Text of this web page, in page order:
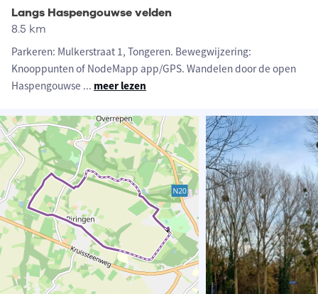
Langs Haspengouwse velden
8.5 km
Parkeren: Mulkerstraat 1, Tongeren. Bewegwijzering:
Knooppunten of NodeMapp app/GPS. Wandelen door de open
Haspengouwse ... meer lezen